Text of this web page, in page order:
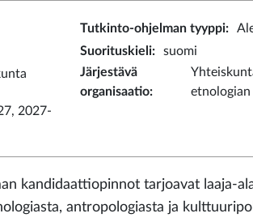
Tutkinto-ohjelman tyyppi:
Suorituskieli:
suomi
Järjestävä
organisaatio:
2027-
kandidaattiopinnot tarjoavat laaja-
antropologiasta ja